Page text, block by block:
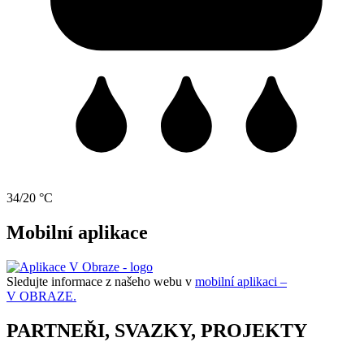
34/20 °C
Mobilní aplikace
Sledujte informace z našeho webu v mobilní aplikaci –
V OBRAZE.
PARTNEŘI, SVAZKY, PROJEKTY